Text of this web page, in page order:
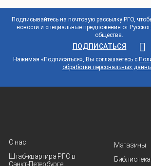
Подписывайтесь на почтовую рассылку РГО,
новости и специальные предложения от
общества.
ПОДПИСАТЬСЯ
Нажимая «Подписаться», Вы соглашаетесь с
обработки персональных
О нас
Штаб-квартира РГО в
Санкт‑Петербурге
Магазины
Библиотека